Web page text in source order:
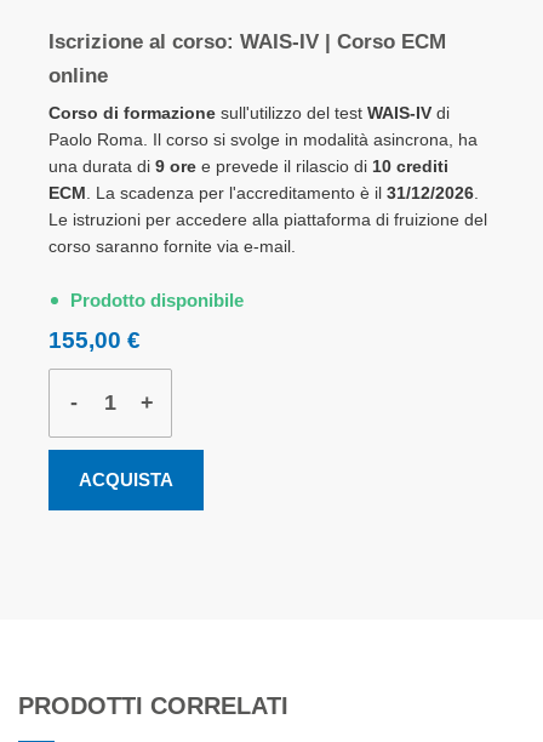
raggruppati
Iscrizione al corso: WAIS-IV | Corso ECM
online
Corso di formazione sull'utilizzo del test WAIS-IV di
Paolo Roma. Il corso si svolge in modalità asincrona, ha
una durata di 9 ore e prevede il rilascio di 10 crediti
ECM . La scadenza per l'accreditamento è il 31/12/2026
Le istruzioni per accedere alla piattaforma di fruizione del
corso saranno fornite via e-mail.
Prodotto disponibile
155,00 €
- +
ACQUISTA
PRODOTTI CORRELATI